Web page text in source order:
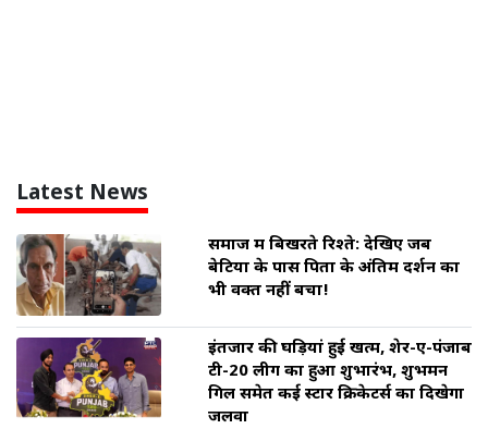
Latest News
समाज में बिखरते रिश्ते: देखिए जब
बेटियों के पास पिता के अंतिम दर्शन का
भी वक्त नहीं बचा!
इंतजार की घड़ियां हुई खत्म, शेर-ए-पंजाब
टी-20 लीग का हुआ शुभारंभ, शुभमन
गिल समेत कई स्टार क्रिकेटर्स का दिखेगा
जलवा